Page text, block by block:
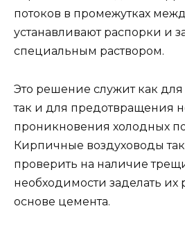
потоков в промежутках
устанавливают распорки и
специальным раствором.
Это решение служит как
так и для предотвращения
проникновения холодных
Кирпичные воздуховоды
проверить на наличие
необходимости заделать их
основе цемента.